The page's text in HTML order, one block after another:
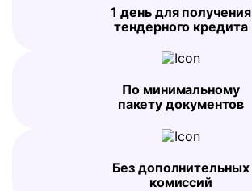
1 день для получения
тендерного кредита
По минимальному
пакету документов
Без дополнительных
комиссий